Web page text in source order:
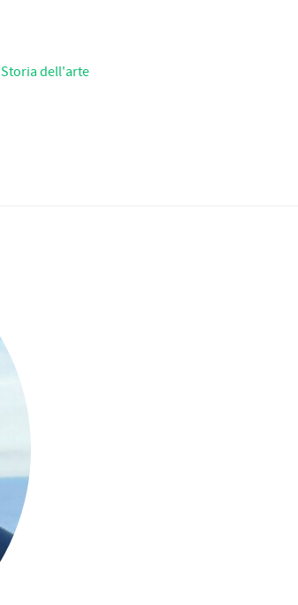
Storia dell'arte